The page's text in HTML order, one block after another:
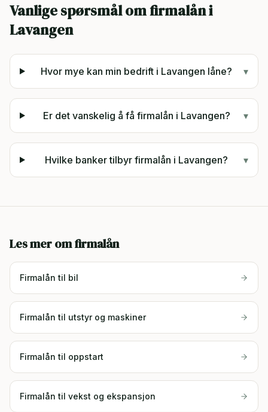
Vanlige spørsmål om firmalån i
Lavangen
Hvor mye kan min bedrift i Lavangen låne? ▾
Er det vanskelig å få firmalån i Lavangen? ▾
Hvilke banker tilbyr firmalån i Lavangen? ▾
Les mer om firmalån
Firmalån til bil
Firmalån til utstyr og maskiner
Firmalån til oppstart
Firmalån til vekst og ekspansjon